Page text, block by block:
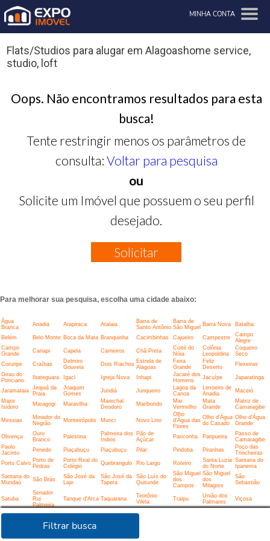
MINHA CONTA
Filtrar busca
Flats/Studios para alugar em Alagoashome service,
studio, loft
Oops. Não encontramos resultados para esta
busca!
Tente restringir menos os parâmetros de
consulta: Voltar para pesquisa
ou
Solicite um Imóvel que possuem o seu perfil
desejado.
Solicitar
Para melhorar sua pesquisa, escolha uma cidade abaixo:
Água
Branca
Anadia Arapiraca Atalaia
Barra de
Santo Antônio
Barra de
São Miguel Barra Nova Batalha
Belém Belo Monte Boca da Mata Branquinha Cacimbinhas Cajueiro Campestre
Campo
Alegre
Campo
Grande
Canapi Capela Carneiros Chã Preta
Coité do
Nóia
Colônia
Leopoldina
Coqueiro
Seco
Coruripe
Craíbas
Delmiro
Gouveia
Dois Riachos Estrela de
Alagoas
Feira
Grande
Feliz
Deserto
Flexeiras
Girau do
Ponciano
Ibateguara Igaci Igreja Nova Inhapi
Jacaré dos
Homens
Jacuípe Japaratinga
Jaramataia Jequiá da
Praia
Joaquim
Gomes
Jundiá Junqueiro
Lagoa da
Canoa
Limoeiro de
Anadia
Maceió
Major
Isidoro
Maragogi Maravilha
Marechal
Deodoro
Maribondo
Mar
Vermelho
Mata
Grande
Matriz de
Camaragibe
Messias
Minador do
Negrão
Monteirópolis Murici Novo Lino
Olho
d'Água das
Flores
Olho d'Água
do Casado
Olho d'Água
Grande
Olivença
Ouro
Branco
Palestina
Palmeira dos
Índios
Pão de
Açúcar
Pariconha Paripueira
Passo de
Camaragibe
Paulo
Jacinto
Penedo Piaçabuçu Piaçubuçu Pilar Pindoba Piranhas
Poço das
Trincheiras
Porto Calvo Porto de
Pedras
Porto Real do
Colégio
Quebrangulo Rio Largo Roteiro
Santa Luzia
do Norte
Santana do
Ipanema
Santana do
Mundaú
São Brás
São José da
Laje
São José da
Tapera
São Luís do
Quitunde
São Miguel
dos
Campos
São Miguel
dos
Milagres
São
Sebastião
Satuba
Senador
Rui
Palmeira
Tanque d'Arca Taquarana
Teotônio
Vilela
Traipu
União dos
Palmares
Viçosa